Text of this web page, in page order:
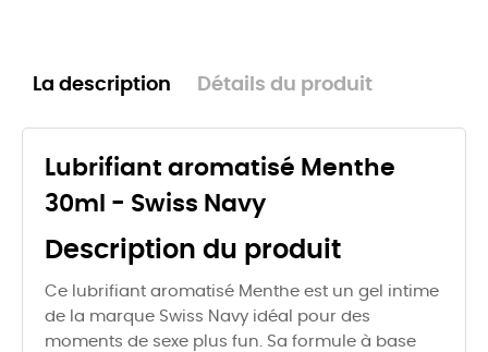
La description Détails du produit
Lubrifiant aromatisé Menthe
30ml - Swiss Navy
Description du produit
Ce lubrifiant aromatisé Menthe est un gel intime
de la marque Swiss Navy idéal pour des
moments de sexe plus fun. Sa formule à base